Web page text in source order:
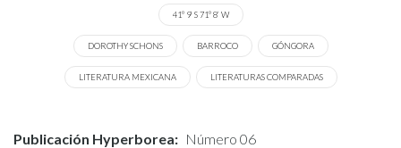
41º 9’ S 71º 8’ W
DOROTHY SCHONS BARROCO GÓNGORA
LITERATURA MEXICANA LITERATURAS COMPARADAS
Publicación Hyperborea
Número 06